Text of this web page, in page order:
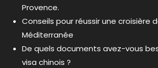
Provence.
Conseils pour réussir une croisière
Méditerranée
De quels documents avez-vous
visa chinois ?